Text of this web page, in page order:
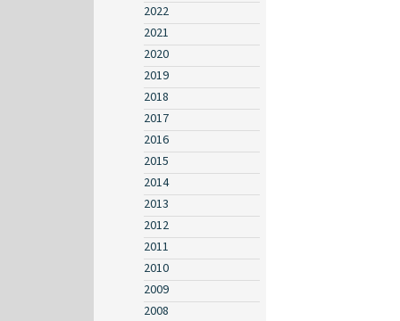
2022
2021
2020
2019
2018
2017
2016
2015
2014
2013
2012
2011
2010
2009
2008